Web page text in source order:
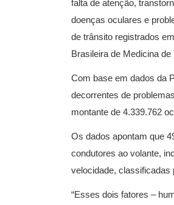
falta de atenção,
doenças oculares e
de trânsito registrados
Brasileira de Medicina de
Com base em dados da
decorrentes de
montante de 4.339.762
Os dados apontam que
condutores ao volante,
velocidade, classificadas
“Esses dois fatores –